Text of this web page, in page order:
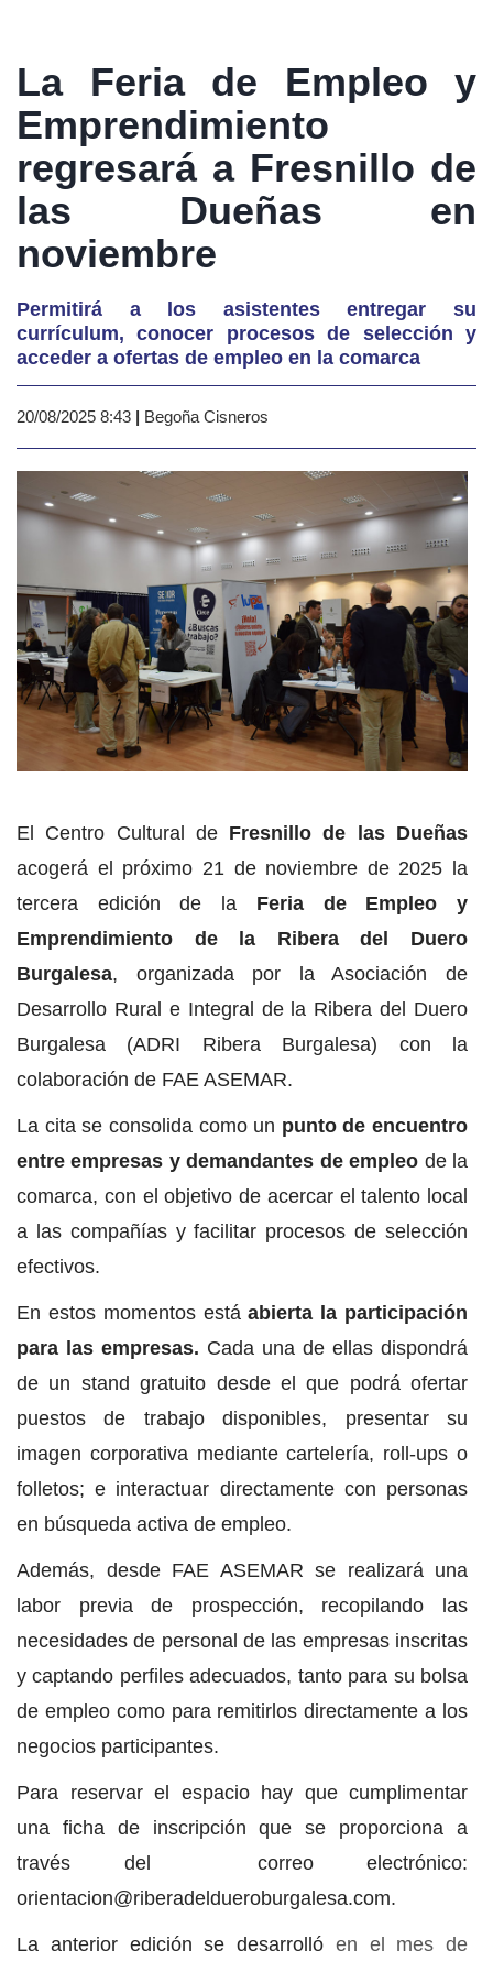
La Feria de Empleo y
Emprendimiento
regresará a Fresnillo de
las Dueñas en
noviembre
Permitirá a los asistentes entregar su
currículum, conocer procesos de selección y
acceder a ofertas de empleo en la comarca
20/08/2025 8:43 | Begoña Cisneros
El Centro Cultural de Fresnillo de las Dueñas
acogerá el próximo 21 de noviembre de 2025 la
tercera edición de la Feria de Empleo y
Emprendimiento de la Ribera del Duero
Burgalesa, organizada por la Asociación de
Desarrollo Rural e Integral de la Ribera del Duero
Burgalesa (ADRI Ribera Burgalesa) con la
colaboración de FAE ASEMAR.
La cita se consolida como un punto de encuentro
entre empresas y demandantes de empleo de la
comarca, con el objetivo de acercar el talento local
a las compañías y facilitar procesos de selección
efectivos.
En estos momentos estáabierta la participación
para las empresas. Cada una de ellas dispondrá
de un stand gratuito desde el que podrá ofertar
puestos de trabajo disponibles, presentar su
imagen corporativa mediante cartelería, roll-ups o
folletos; e interactuar directamente con personas
en búsqueda activa de empleo.
Además, desde FAE ASEMAR se realizará una
labor previa de prospección, recopilando las
necesidades de personal de las empresas inscritas
y captando perfiles adecuados, tanto para su bolsa
de empleo como para remitirlos directamente a los
negocios participantes.
Para reservar el espacio hay que cumplimentar
una ficha de inscripción que se proporciona a
través del correo electrónico:
orientacion@riberadeldueroburgalesa.com.
La anterior edición se desarrolló en el mes de